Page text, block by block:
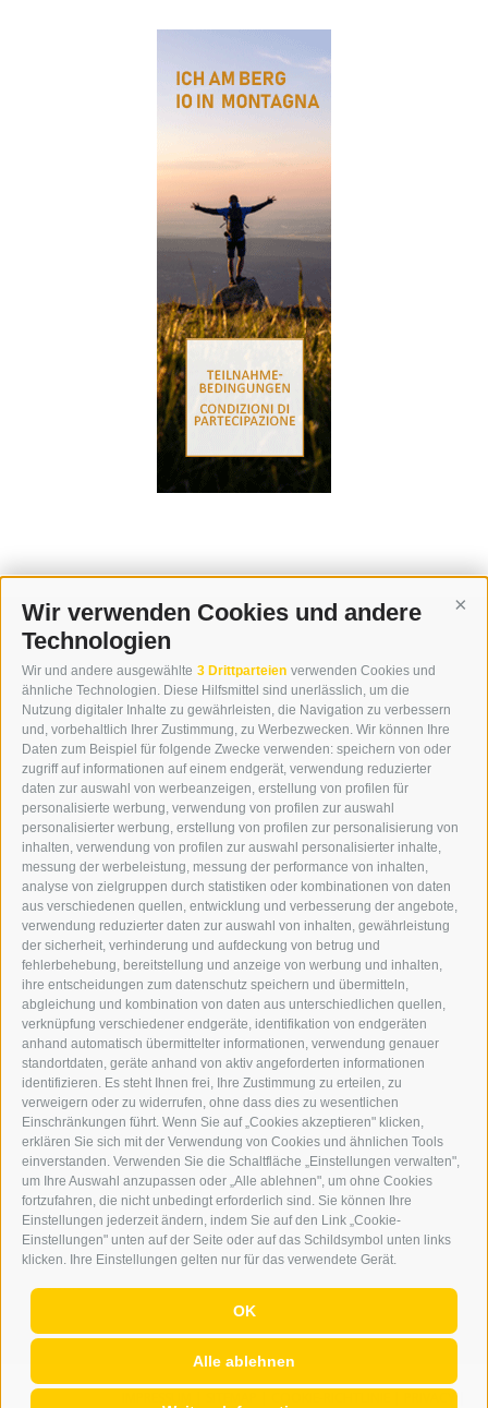
Wir verwenden Cookies und andere
Technologien
Wir und andere ausgewählte 3 Drittparteien verwenden Cookies und
ähnliche Technologien. Diese Hilfsmittel sind unerlässlich, um die
Nutzung digitaler Inhalte zu gewährleisten, die Navigation zu verbessern
und, vorbehaltlich Ihrer Zustimmung, zu Werbezwecken. Wir können Ihre
Daten zum Beispiel für folgende Zwecke verwenden: speichern von oder
zugriff auf informationen auf einem endgerät, verwendung reduzierter
daten zur auswahl von werbeanzeigen, erstellung von profilen für
personalisierte werbung, verwendung von profilen zur auswahl
personalisierter werbung, erstellung von profilen zur personalisierung von
inhalten, verwendung von profilen zur auswahl personalisierter inhalte,
messung der werbeleistung, messung der performance von inhalten,
analyse von zielgruppen durch statistiken oder kombinationen von daten
aus verschiedenen quellen, entwicklung und verbesserung der angebote,
verwendung reduzierter daten zur auswahl von inhalten, gewährleistung
der sicherheit, verhinderung und aufdeckung von betrug und
fehlerbehebung, bereitstellung und anzeige von werbung und inhalten,
ihre entscheidungen zum datenschutz speichern und übermitteln,
abgleichung und kombination von daten aus unterschiedlichen quellen,
verknüpfung verschiedener endgeräte, identifikation von endgeräten
anhand automatisch übermittelter informationen, verwendung genauer
standortdaten, geräte anhand von aktiv angeforderten informationen
identifizieren. Es steht Ihnen frei, Ihre Zustimmung zu erteilen, zu
verweigern oder zu widerrufen, ohne dass dies zu wesentlichen
Einschränkungen führt. Wenn Sie auf „Cookies akzeptieren" klicken,
erklären Sie sich mit der Verwendung von Cookies und ähnlichen Tools
einverstanden. Verwenden Sie die Schaltfläche „Einstellungen verwalten",
um Ihre Auswahl anzupassen oder „Alle ablehnen", um ohne Cookies
fortzufahren, die nicht unbedingt erforderlich sind. Sie können Ihre
Einstellungen jederzeit ändern, indem Sie auf den Link „Cookie-
Einstellungen" unten auf der Seite oder auf das Schildsymbol unten links
klicken. Ihre Einstellungen gelten nur für das verwendete Gerät.
OK
Alle ablehnen
KONTAKT
WIPP-MEDIA GMBH
DER ERKER
NEUSTADT 20A
I-39049 STERZING
TEL.: +39 0472 766876
GRAFIK@DERERKER.IT
INFO@DERERKER.IT
BARBARA.FONTANA@DERERKER.IT
DER ERKER
WERBEN IM ERKER
ONLINE-WERBUNG
SEPA-DAUERAUFTRAG
REGELN LESERKOMMENTARE
ONLINE VOTING
SERVICE
VERANSTALTUNGSKALENDER
KLEINANZEIGER
NÜTZLICHE LINKS
WETTER
WEBCAM
VIDEOS
TRAUER
|